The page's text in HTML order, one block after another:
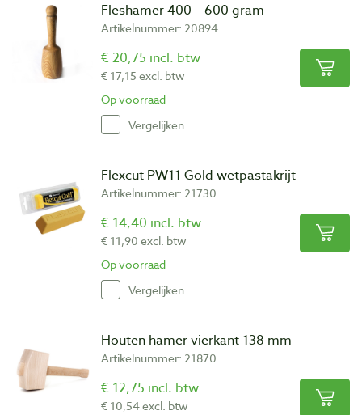
Fleshamer 400 – 600 gram
Artikelnummer: 20894
€ 20,75 incl. btw
€ 17,15 excl. btw
Op voorraad
Vergelijken
Flexcut PW11 Gold wetpastakrijt
Artikelnummer: 21730
€ 14,40 incl. btw
€ 11,90 excl. btw
Op voorraad
Vergelijken
Houten hamer vierkant 138 mm
Artikelnummer: 21870
€ 12,75 incl. btw
€ 10,54 excl. btw